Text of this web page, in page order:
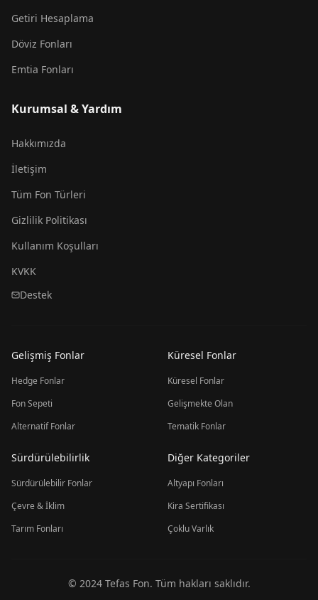
Getiri Hesaplama
Döviz Fonları
Emtia Fonları
Kurumsal & Yardım
Hakkımızda
İletişim
Tüm Fon Türleri
Gizlilik Politikası
Kullanım Koşulları
KVKK
Destek
Gelişmiş Fonlar
Hedge Fonlar
Fon Sepeti
Alternatif Fonlar
Küresel Fonlar
Küresel Fonlar
Gelişmekte Olan
Tematik Fonlar
Sürdürülebilirlik
Sürdürülebilir Fonlar
Çevre & İklim
Tarım Fonları
Diğer Kategoriler
Altyapı Fonları
Kira Sertifikası
Çoklu Varlık
© 2024 Tefas Fon. Tüm hakları saklıdır.